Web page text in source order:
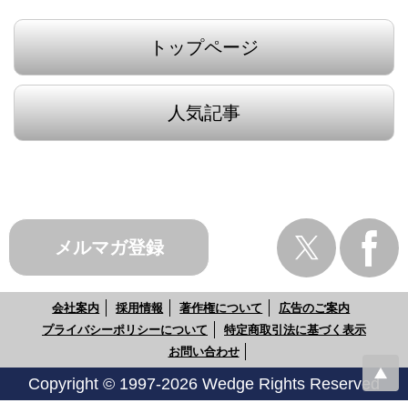
トップページ
人気記事
メルマガ登録
会社案内 採用情報 著作権について
広告のご案内
プライバシーポリシーについて
特定商取引法に基づく表示
お問い合わせ
Copyright © 1997-2026 Wedge Rights Reserved